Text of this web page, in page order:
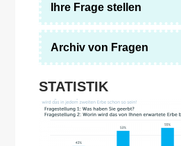
Ihre Frage stellen
Archiv von Fragen
STATISTIK